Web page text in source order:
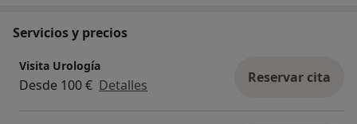
Servicios y precios
Visita Urología
Desde 100 € Detalles Reservar cita